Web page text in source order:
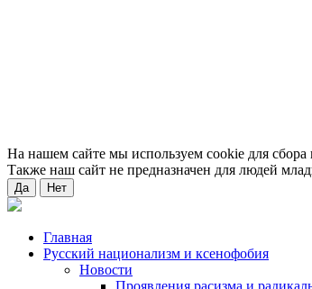
На нашем сайте мы используем cookie для
Также наш сайт не предназначен для людей
Да Нет
Главная
Русский национализм и ксенофобия
Новости
Проявления расизма и